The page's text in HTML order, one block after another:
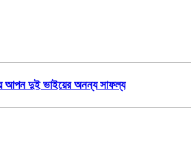
আপন দুই ভাইয়ের অনন্য সাফল্য